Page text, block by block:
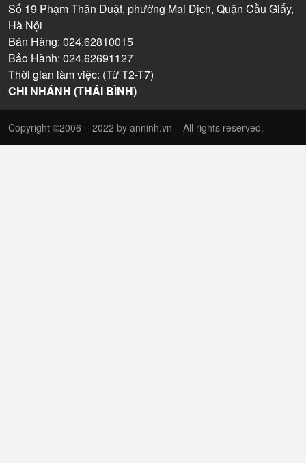
Số 19 Phạm Thận Duật, phường Mai Dịch, Quận Cầu Giấy,
Hà Nội
Bán Hàng: 024.62810015
Bảo Hành: 024.62691127
Thời gian làm việc: (Từ T2-T7)
CHI NHÁNH (THÁI BÌNH)
Copyright ©2006 – 2022 by anninh.vn – All rights reserved.